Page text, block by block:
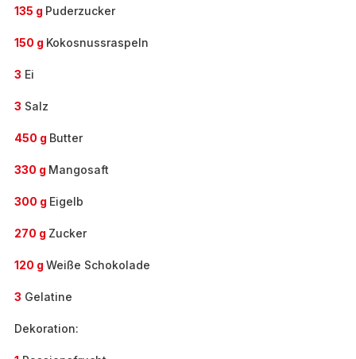
135 g Puderzucker
150 g Kokosnussraspeln
3 Ei
3 Salz
450 g Butter
330 g Mangosaft
300 g Eigelb
270 g Zucker
120 g Weiße Schokolade
3 Gelatine
Dekoration: